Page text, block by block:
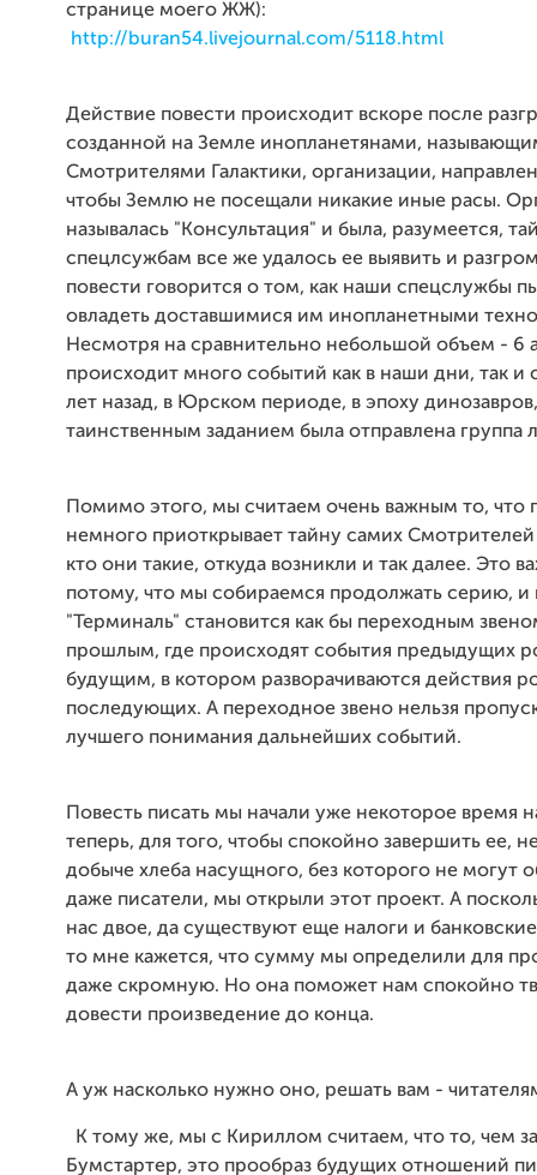
странице моего ЖЖ):
http://buran54.livejournal.com/5118.html
Действие повести происходит вскоре после
созданной на Земле инопланетянами,
Смотрителями Галактики, организации,
чтобы Землю не посещали никакие иные расы.
называлась "Консультация" и была, разумеется,
спецлсужбам все же удалось ее выявить и
повести говорится о том, как наши спецслужбы
овладеть доставшимися им инопланетными
Несмотря на сравнительно небольшой объем - 6
происходит много событий как в наши дни, так и
лет назад, в Юрском периоде, в эпоху
таинственным заданием была отправлена группа
Помимо этого, мы считаем очень важным то, что
немного приоткрывает тайну самих Смотрителей
кто они такие, откуда возникли и так далее. Это
потому, что мы собираемся продолжать серию, и
"Терминаль" становится как бы переходным
прошлым, где происходят события предыдущих
будущим, в котором разворачиваются действия
последующих. А переходное звено нельзя
лучшего понимания дальнейших событий.
Повесть писать мы начали уже некоторое время
теперь, для того, чтобы спокойно завершить ее,
добыче хлеба насущного, без которого не могут
даже писатели, мы открыли этот проект. А
нас двое, да существуют еще налоги и
то мне кажется, что сумму мы определили для
даже скромную. Но она поможет нам спокойно
довести произведение до конца.
А уж насколько нужно оно, решать вам -
К тому же, мы с Кириллом считаем, что то, чем
Бумстартер, это прообраз будущих отношений